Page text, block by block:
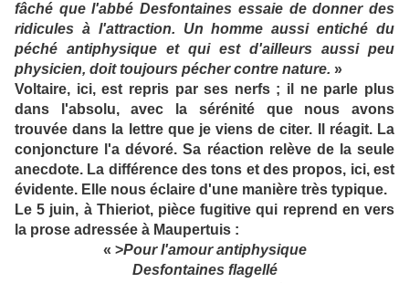
fâché que l'abbé Desfontaines essaie de donner des
ridicules à l'attraction. Un homme aussi entiché du
péché antiphysique et qui est d'ailleurs aussi peu
physicien, doit toujours pécher contre nature. »
Voltaire, ici, est repris par ses nerfs ; il ne parle plus
dans l'absolu, avec la sérénité que nous avons
trouvée dans la lettre que je viens de citer. Il réagit. La
conjoncture l'a dévoré. Sa réaction relève de la seule
anecdote. La différence des tons et des propos, ici, est
évidente. Elle nous éclaire d'une manière très typique.
Le 5 juin, à Thieriot, pièce fugitive qui reprend en vers
la prose adressée à Maupertuis :
« >Pour l'amour antiphysique
Desfontaines flagellé